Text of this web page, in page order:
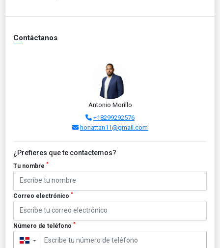
Contáctanos
Antonio Morillo
+18299292576
honattan11@gmail.com
¿Prefieres que te contactemos?
Tu nombre *
Correo electrónico *
Número de teléfono *
▼